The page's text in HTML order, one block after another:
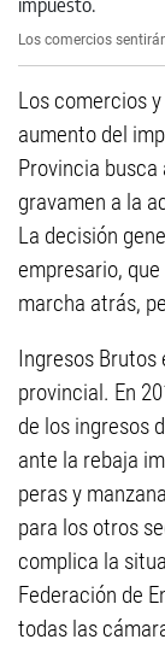
Los comercios
Los comercios
aumento del
Provincia
gravamen a la
La decisión
empresario,
marcha atrás,
Ingresos Brutos
provincial. En
de los ingresos
ante la rebaja
peras y
para los otros
complica la
Federación de
todas las